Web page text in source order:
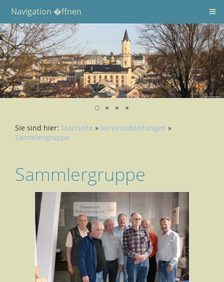
Navigation �ffnen
Sie sind hier: Startseite » Vereinsabteilungen »
Sammlergruppe
Sammlergruppe